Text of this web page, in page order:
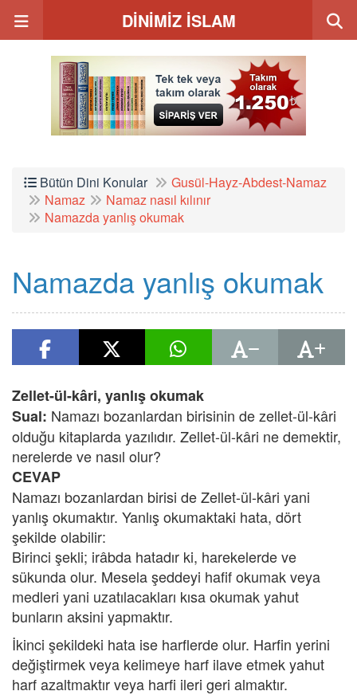
DİNİMİZ İSLAM
Bütün Dini Konular
Gusül-Hayz-Abdest-Namaz
Namaz
Namaz nasıl kılınır
Namazda yanlış okumak
Namazda yanlış okumak
Zellet-ül-kâri, yanlış okumak
Sual: Namazı bozanlardan birisinin de zellet-ül-kâri
olduğu kitaplarda yazılıdır. Zellet-ül-kâri ne demektir,
nerelerde ve nasıl olur?
CEVAP
Namazı bozanlardan birisi de Zellet-ül-kâri yani
yanlış okumaktır. Yanlış okumaktaki hata, dört
şekilde olabilir:
Birinci şekli; irâbda hatadır ki, harekelerde ve
sükunda olur. Mesela şeddeyi hafif okumak veya
medleri yani uzatılacakları kısa okumak yahut
bunların aksini yapmaktır.
İkinci şekildeki hata ise harflerde olur. Harfin yerini
değiştirmek veya kelimeye harf ilave etmek yahut
harf azaltmaktır veya harfi ileri geri almaktır.